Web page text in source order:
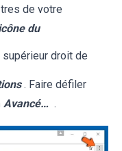
de votre
du
droit de
. Faire défiler
Avancé… .